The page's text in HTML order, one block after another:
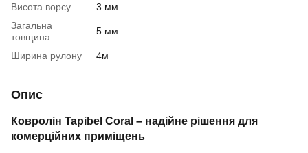
Висота ворсу
3 мм
Загальна
товщина
5 мм
Ширина рулону 4м
Опис
Ковролін Tapibel Coral – надійне рішення для
комерційних приміщень